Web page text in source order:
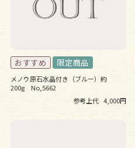
メノウ原石水晶付き（ブルー）約
200g No,5662
参考上代 4,000円